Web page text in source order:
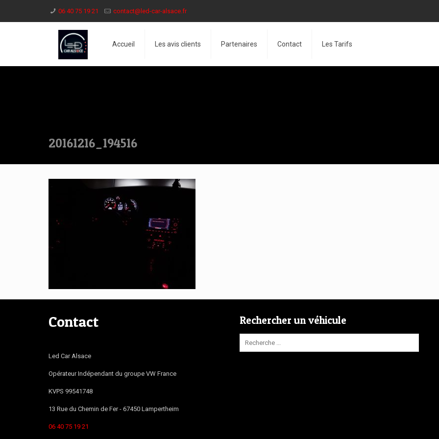
06 40 75 19 21 contact@led-car-alsace.fr
Accueil Les avis clients Partenaires Contact Les Tarifs
20161216_194516
Contact
Led Car Alsace
Opérateur Indépendant du groupe VW France
KVPS 99541748
13 Rue du Chemin de Fer - 67450 Lampertheim
06 40 75 19 21
Rechercher un véhicule